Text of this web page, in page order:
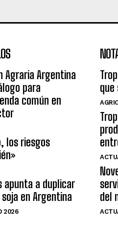
Agraria Argentina
para
común en
los riesgos
apunta a duplicar
en Argentina
2026
que
del